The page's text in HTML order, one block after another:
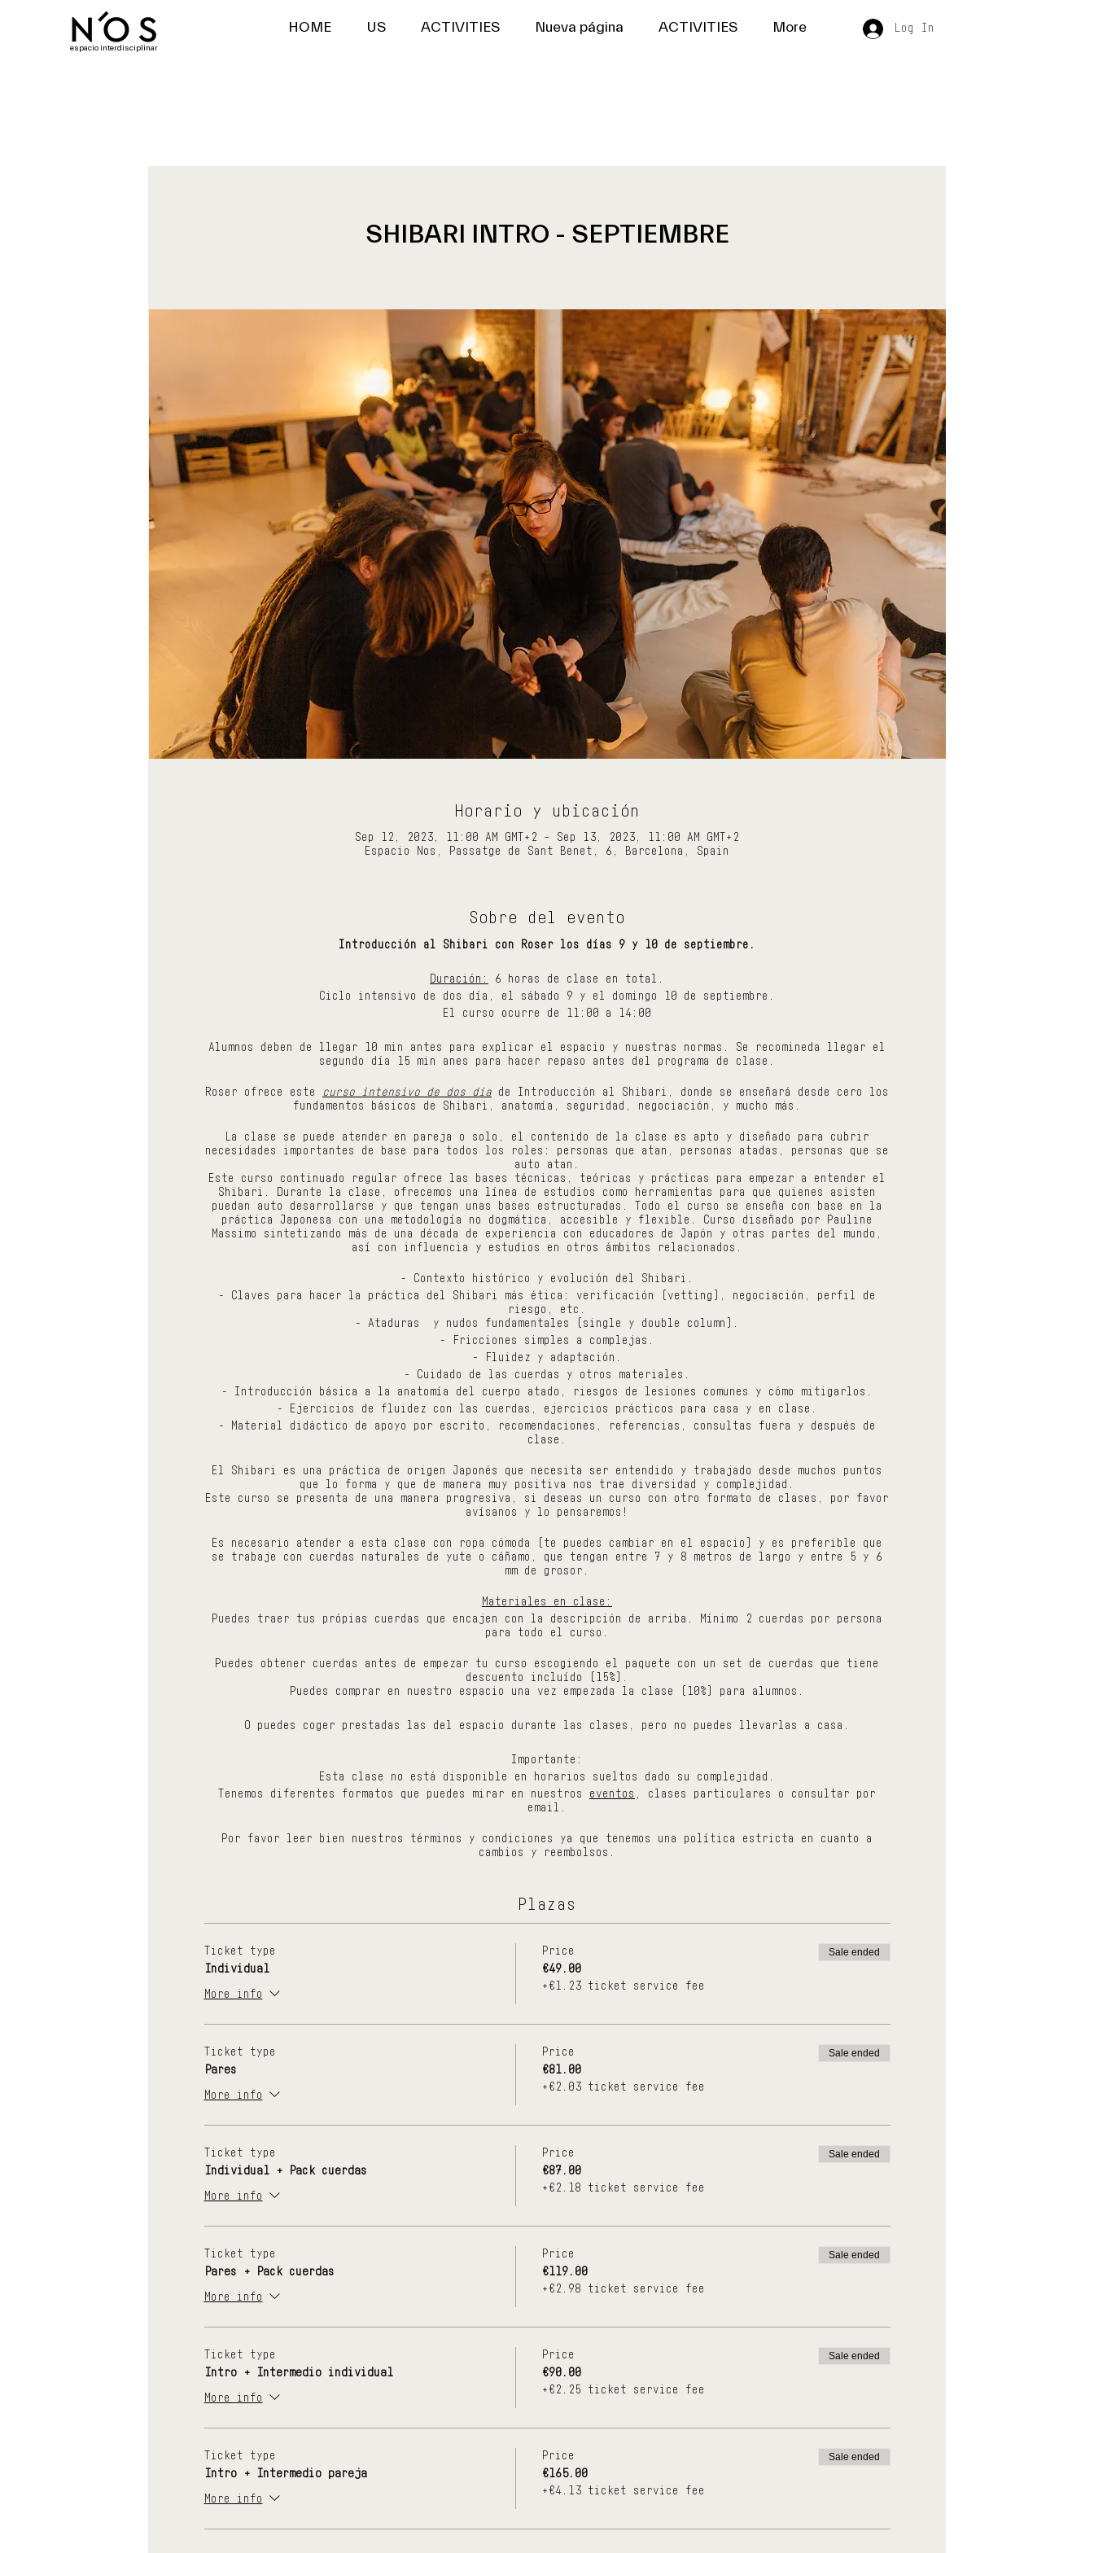
espacio interdisciplinar
HOME US ACTIVITIES Nueva página ACTIVITIES More Log In
SHIBARI INTRO - SEPTIEMBRE
Horario y ubicación
Sep 12, 2023, 11:00 AM GMT+2 – Sep 13, 2023, 11:00 AM GMT+2
Espacio Nos, Passatge de Sant Benet, 6, Barcelona, Spain
Sobre del evento
Introducción al Shibari con Roser los días 9 y 10 de septiembre.
Duración:
6 horas de clase en total.
Ciclo intensivo de dos día, el sábado 9 y el domingo 10 de septiembre.
El curso ocurre de 11:00 a 14:00
Alumnos deben de llegar 10 min antes para explicar el espacio y nuestras normas. Se recomineda llegar el
segundo día 15 min anes para hacer repaso antes del programa de clase.
Roser ofrece este curso intensivo de dos día de Introducción al Shibari, donde se enseñará desde cero los
fundamentos básicos de Shibari, anatomía, seguridad, negociación, y mucho más.
La clase se puede atender en pareja o solo, el contenido de la clase es apto y diseñado para cubrir
necesidades importantes de base para todos los roles: personas que atan, personas atadas, personas que se
auto atan.
Este curso continuado regular ofrece las bases técnicas, teóricas y prácticas para empezar a entender el
Shibari. Durante la clase, ofrecemos una línea de estudios como herramientas para que quienes asisten
puedan auto desarrollarse y que tengan unas bases estructuradas. Todo el curso se enseña con base en la
práctica Japonesa con una metodología no dogmática, accesible y flexible. Curso diseñado por Pauline
Massimo sintetizando más de una década de experiencia con educadores de Japón y otras partes del mundo,
así con influencia y estudios en otros ámbitos relacionados.
- Contexto histórico y evolución del Shibari.
- Claves para hacer la práctica del Shibari más ética: verificación (vetting), negociación, perfil de
riesgo, etc.
- Ataduras y nudos fundamentales (single y double column).
- Fricciones simples a complejas.
- Fluidez y adaptación.
- Cuidado de las cuerdas y otros materiales.
- Introducción básica a la anatomía del cuerpo atado, riesgos de lesiones comunes y cómo mitigarlos.
- Ejercicios de fluidez con las cuerdas, ejercicios prácticos para casa y en clase.
- Material didáctico de apoyo por escrito, recomendaciones, referencias, consultas fuera y después de
clase.
El Shibari es una práctica de origen Japonés que necesita ser entendido y trabajado desde muchos puntos
que lo forma y que de manera muy positiva nos trae diversidad y complejidad.
Este curso se presenta de una manera progresiva, si deseas un curso con otro formato de clases, por favor
avísanos y lo pensaremos!
Es necesario atender a esta clase con ropa cómoda (te puedes cambiar en el espacio) y es preferible que
se trabaje con cuerdas naturales de yute o cáñamo, que tengan entre 7 y 8 metros de largo y entre 5 y 6
mm de grosor.
Materiales en clase:
Puedes traer tus própias cuerdas que encajen con la descripción de arriba. Mínimo 2 cuerdas por persona
para todo el curso.
Puedes obtener cuerdas antes de empezar tu curso escogiendo el paquete con un set de cuerdas que tiene
descuento incluído (15%).
Puedes comprar en nuestro espacio una vez empezada la clase (10%) para alumnos.
O puedes coger prestadas las del espacio durante las clases, pero no puedes llevarlas a casa.
Importante:
Esta clase no está disponible en horarios sueltos dado su complejidad.
Tenemos diferentes formatos que puedes mirar en nuestros eventos , clases particulares o consultar por
email.
Por favor leer bien nuestros términos y condiciones ya que tenemos una política estricta en cuanto a
cambios y reembolsos.
Plazas
Ticket type
Individual
More info
Price
€49.00
+€1.23 ticket service fee
Sale ended
Ticket type
Pares
More info
Price
€81.00
+€2.03 ticket service fee
Sale ended
Ticket type
Individual + Pack cuerdas
More info
Price
€87.00
+€2.18 ticket service fee
Sale ended
Ticket type
Pares + Pack cuerdas
More info
Price
€119.00
+€2.98 ticket service fee
Sale ended
Ticket type
Intro + Intermedio individual
More info
Price
€90.00
+€2.25 ticket service fee
Sale ended
Ticket type
Intro + Intermedio pareja
More info
Price
€165.00
+€4.13 ticket service fee
Sale ended